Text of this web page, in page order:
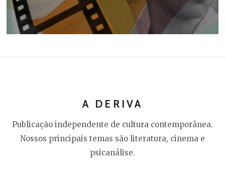
A DERIVA
Publicação independente de cultura contemporânea.
Nossos principais temas são literatura, cinema e
psicanálise.